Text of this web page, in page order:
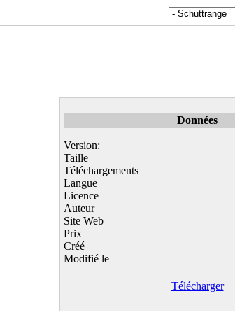
Données
Version:
Taille
Téléchargements
Langue
Licence
Auteur
Site Web
Prix
Créé
Modifié le
Télécharger